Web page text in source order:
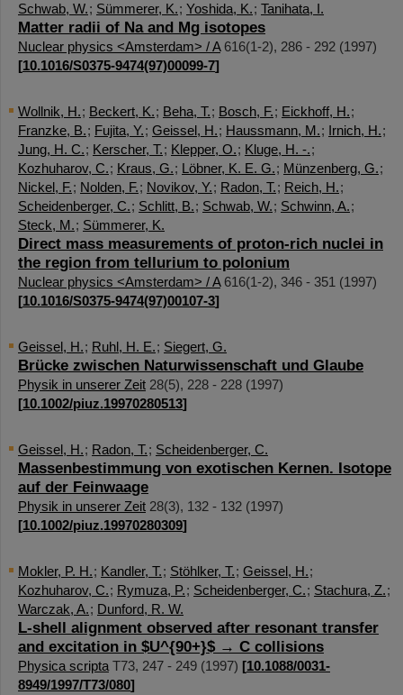
Schwab, W.; Sümmerer, K.; Yoshida, K.; Tanihata, I.
Matter radii of Na and Mg isotopes
Nuclear physics <Amsterdam> / A 616(1-2), 286 - 292 (1997)
[10.1016/S0375-9474(97)00099-7]
Wollnik, H.; Beckert, K.; Beha, T.; Bosch, F.; Eickhoff, H.;
Franzke, B.; Fujita, Y.; Geissel, H.; Haussmann, M.; Irnich, H.;
Jung, H. C.; Kerscher, T.; Klepper, O.; Kluge, H. -.;
Kozhuharov, C.; Kraus, G.; Löbner, K. E. G.; Münzenberg, G.;
Nickel, F.; Nolden, F.; Novikov, Y.; Radon, T.; Reich, H.;
Scheidenberger, C.; Schlitt, B.; Schwab, W.; Schwinn, A.;
Steck, M.; Sümmerer, K.
Direct mass measurements of proton-rich nuclei in
the region from tellurium to polonium
Nuclear physics <Amsterdam> / A 616(1-2), 346 - 351 (1997)
[10.1016/S0375-9474(97)00107-3]
Geissel, H.; Ruhl, H. E.; Siegert, G.
Brücke zwischen Naturwissenschaft und Glaube
Physik in unserer Zeit 28(5), 228 - 228 (1997)
[10.1002/piuz.19970280513]
Geissel, H.; Radon, T.; Scheidenberger, C.
Massenbestimmung von exotischen Kernen. Isotope
auf der Feinwaage
Physik in unserer Zeit 28(3), 132 - 132 (1997)
[10.1002/piuz.19970280309]
Mokler, P. H.; Kandler, T.; Stöhlker, T.; Geissel, H.;
Kozhuharov, C.; Rymuza, P.; Scheidenberger, C.; Stachura, Z.;
Warczak, A.; Dunford, R. W.
L-shell alignment observed after resonant transfer
and excitation in $U^{90+}$ → C collisions
Physica scripta T73, 247 - 249 (1997) [10.1088/0031-
8949/1997/T73/080]